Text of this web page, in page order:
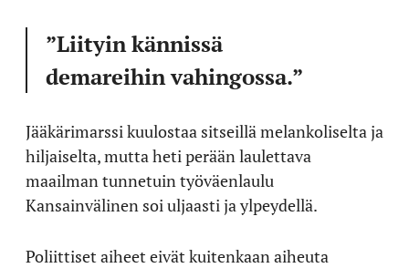
”Liityin kännissä
demareihin vahingossa.”
Jääkärimarssi kuulostaa sitseillä melankoliselta ja
hiljaiselta, mutta heti perään laulettava
maailman tunnetuin työväenlaulu
Kansainvälinen soi uljaasti ja ylpeydellä.
Poliittiset aiheet eivät kuitenkaan aiheuta